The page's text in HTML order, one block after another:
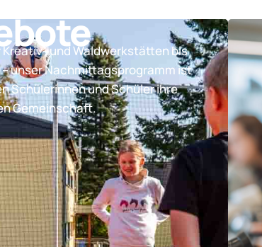
Kreativ- und Waldwerkstätten bis
unser Nachmittagsprogramm ist
Schülerinnen und Schüler ihre
Gemeinschaft.